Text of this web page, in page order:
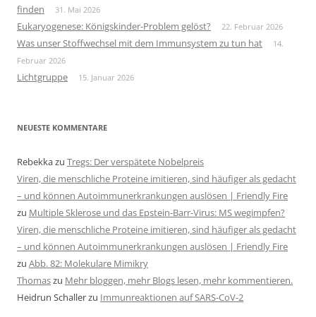
finden
31. Mai 2026
Eukaryogenese: Königskinder-Problem gelöst? 22. Februar 2026
Was unser Stoffwechsel mit dem Immunsystem zu tun hat
14.
Februar 2026
Lichtgruppe 15. Januar 2026
NEUESTE KOMMENTARE
Rebekkazu Tregs: Der verspätete Nobelpreis
Viren, die menschliche Proteine imitieren, sind häufiger als gedacht
– und können Autoimmunerkrankungen auslösen | Friendly Fire
zu Multiple Sklerose und das Epstein-Barr-Virus: MS wegimpfen?
Viren, die menschliche Proteine imitieren, sind häufiger als gedacht
– und können Autoimmunerkrankungen auslösen | Friendly Fire
zu Abb. 82: Molekulare Mimikry
Thomaszu Mehr bloggen, mehr Blogs lesen, mehr kommentieren.
Heidrun Schallerzu Immunreaktionen auf SARS-CoV-2